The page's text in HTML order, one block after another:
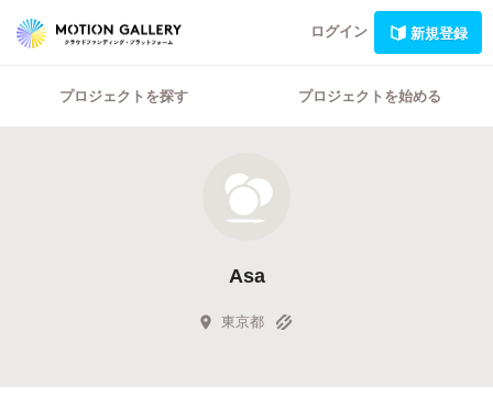
ログイン 新規登録
プロジェクトを探す プロジェクトを始める
Asa
東京都